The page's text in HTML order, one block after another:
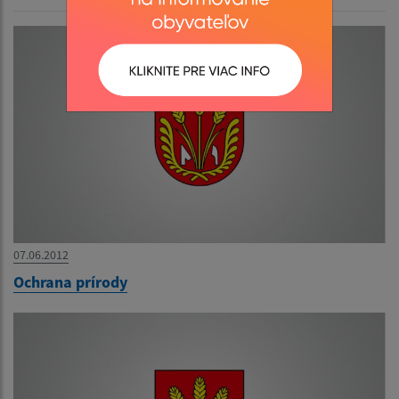
07.06.2012
Ochrana prírody